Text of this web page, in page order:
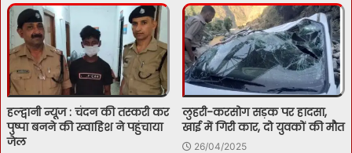
हल्द्वानी न्यूज : चंदन की तस्करी कर
पुष्पा बनने की ख्वाहिश ने पहुंचाया
जेल
लुहरी-करसोग सड़क पर हादसा,
खाई में गिरी कार, दो युवकों की मौत
26/04/2025